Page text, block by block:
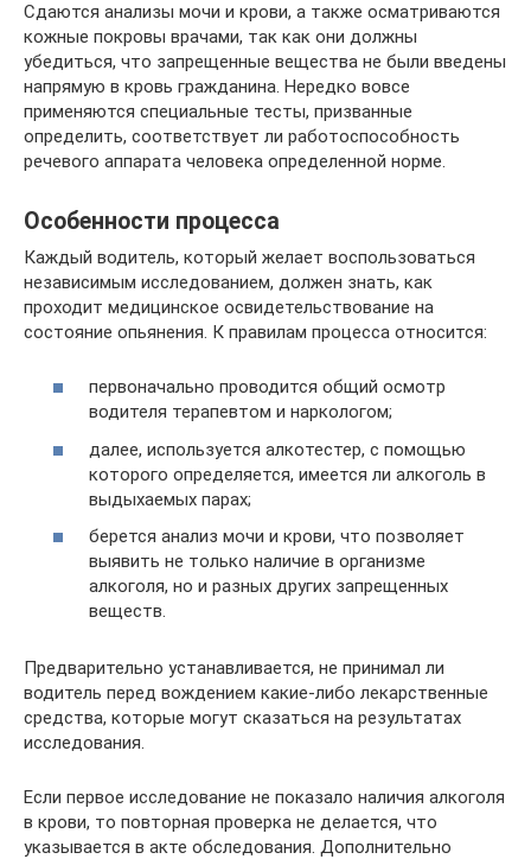
Сдаются анализы мочи и крови, а также осматриваются
кожные покровы врачами, так как они должны
убедиться, что запрещенные вещества не были введены
напрямую в кровь гражданина. Нередко вовсе
применяются специальные тесты, призванные
определить, соответствует ли работоспособность
речевого аппарата человека определенной норме.
Особенности процесса
Каждый водитель, который желает воспользоваться
независимым исследованием, должен знать, как
проходит медицинское освидетельствование на
состояние опьянения. К правилам процесса относится:
первоначально проводится общий осмотр
водителя терапевтом и наркологом;
далее, используется алкотестер, с помощью
которого определяется, имеется ли алкоголь в
выдыхаемых парах;
берется анализ мочи и крови, что позволяет
выявить не только наличие в организме
алкоголя, но и разных других запрещенных
веществ.
Предварительно устанавливается, не принимал ли
водитель перед вождением какие-либо лекарственные
средства, которые могут сказаться на результатах
исследования.
Если первое исследование не показало наличия алкоголя
в крови, то повторная проверка не делается, что
указывается в акте обследования. Дополнительно